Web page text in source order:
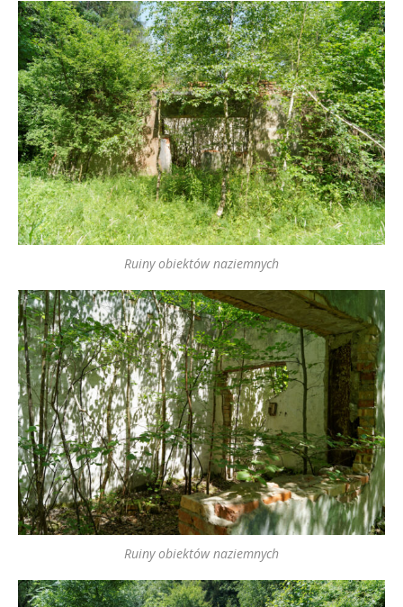
Ruiny obiektów naziemnych
Ruiny obiektów naziemnych